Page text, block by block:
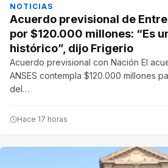
NOTICIAS
Acuerdo previsional de Entre
por $120.000 millones: “Es
histórico”, dijo Frigerio
Acuerdo previsional con Nación El
ANSES contempla $120.000 millones
del…
Hace 17 horas